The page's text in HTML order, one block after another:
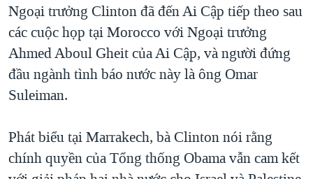
Ngoại trưởng Clinton đã đến Ai Cập tiếp theo sau
các cuộc họp tại Morocco với Ngoại trưởng
Ahmed Aboul Gheit của Ai Cập, và người đứng
đầu ngành tình báo nước này là ông Omar
Suleiman.
Phát biểu tại Marrakech, bà Clinton nói rằng
chính quyền của Tổng thống Obama vẫn cam kết